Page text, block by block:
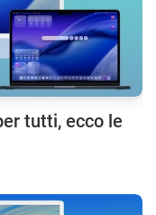
tutti, ecco le